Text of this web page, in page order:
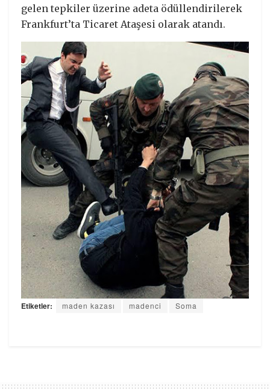
gelen tepkiler üzerine adeta ödüllendirilerek
Frankfurt’ta Ticaret Ataşesi olarak atandı.
Etiketler: maden kazası madenci Soma